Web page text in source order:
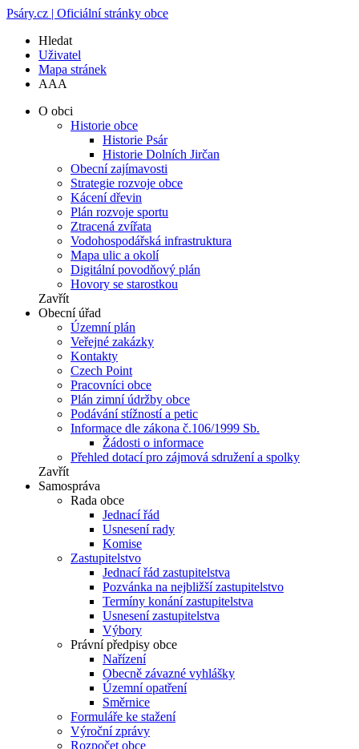
Psáry.cz | Oficiální stránky obce
Hledat
Uživatel
Mapa stránek
AAA
O obci
Historie obce
Historie Psár
Historie Dolních Jirčan
Obecní zajímavosti
Strategie rozvoje obce
Kácení dřevin
Plán rozvoje sportu
Ztracená zvířata
Vodohospodářská infrastruktura
Mapa ulic a okolí
Digitální povodňový plán
Hovory se starostkou
Zavřít
Obecní úřad
Územní plán
Veřejné zakázky
Kontakty
Czech Point
Pracovníci obce
Plán zimní údržby obce
Podávání stížností a petic
Informace dle zákona č.106/1999 Sb.
Žádosti o informace
Přehled dotací pro zájmová sdružení a spolky
Zavřít
Samospráva
Rada obce
Jednací řád
Usnesení rady
Komise
Zastupitelstvo
Jednací řád zastupitelstva
Pozvánka na nejbližší zastupitelstvo
Termíny konání zastupitelstva
Usnesení zastupitelstva
Výbory
Právní předpisy obce
Nařízení
Obecně závazné vyhlášky
Územní opatření
Směrnice
Formuláře ke stažení
Výroční zprávy
Rozpočet obce